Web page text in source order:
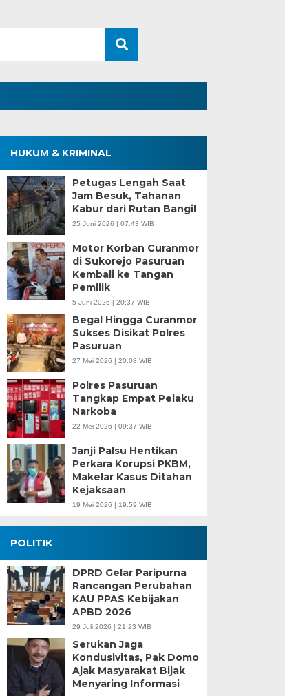
HUKUM & KRIMINAL
Petugas Lengah Saat
Jam Besuk, Tahanan
Kabur dari Rutan Bangil
25 Juni 2026 | 07:43 WIB
Motor Korban Curanmor
di Sukorejo Pasuruan
Kembali ke Tangan
Pemilik
5 Juni 2026 | 20:37 WIB
Begal Hingga Curanmor
Sukses Disikat Polres
Pasuruan
27 Mei 2026 | 20:08 WIB
Polres Pasuruan
Tangkap Empat Pelaku
Narkoba
22 Mei 2026 | 09:37 WIB
Janji Palsu Hentikan
Perkara Korupsi PKBM,
Makelar Kasus Ditahan
Kejaksaan
19 Mei 2026 | 19:59 WIB
POLITIK
DPRD Gelar Paripurna
Rancangan Perubahan
KAU PPAS Kebijakan
APBD 2026
29 Juli 2026 | 21:23 WIB
Serukan Jaga
Kondusivitas, Pak Domo
Ajak Masyarakat Bijak
Menyaring Informasi